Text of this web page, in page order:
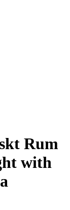
Rum
with